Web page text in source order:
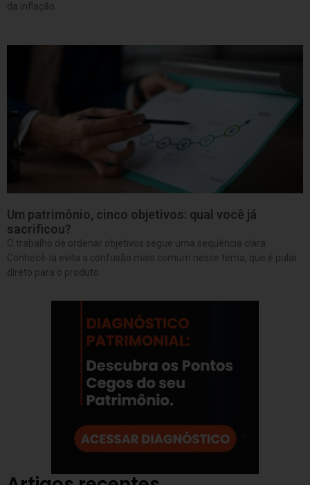
da inflação.
Um patrimônio, cinco objetivos: qual você já
sacrificou?
O trabalho de ordenar objetivos segue uma sequência clara.
Conhecê-la evita a confusão mais comum nesse tema, que é pular
direto para o produto.